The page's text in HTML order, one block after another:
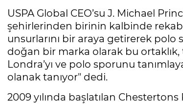
USPA Global CEO’su J. Michael
şehirlerinden birinin kalbinde
unsurlarını bir araya getirerek polo
doğan bir marka olarak bu
Londra’yı ve polo sporunu
olanak tanıyor" dedi.
2009 yılında başlatılan